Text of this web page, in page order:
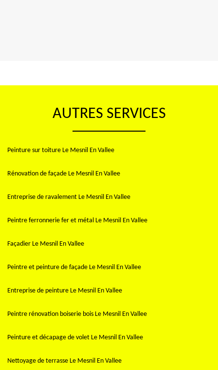
AUTRES SERVICES
Peinture sur toiture Le Mesnil En Vallee
Rénovation de façade Le Mesnil En Vallee
Entreprise de ravalement Le Mesnil En Vallee
Peintre ferronnerie fer et métal Le Mesnil En Vallee
Façadier Le Mesnil En Vallee
Peintre et peinture de façade Le Mesnil En Vallee
Entreprise de peinture Le Mesnil En Vallee
Peintre rénovation boiserie bois Le Mesnil En Vallee
Peinture et décapage de volet Le Mesnil En Vallee
Nettoyage de terrasse Le Mesnil En Vallee